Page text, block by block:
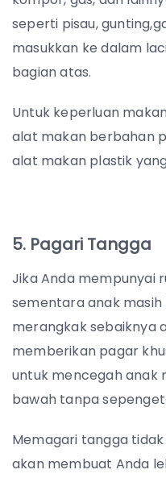
seperti pisau,
masukkan ke dalam
bagian atas.
Untuk keperluan
alat makan berbahan
alat makan plastik
5. Pagari Tangga
Jika Anda mempunyai
sementara anak
merangkak sebaiknya
memberikan pagar
untuk mencegah anak
bawah tanpa
Memagari tangga
akan membuat Anda